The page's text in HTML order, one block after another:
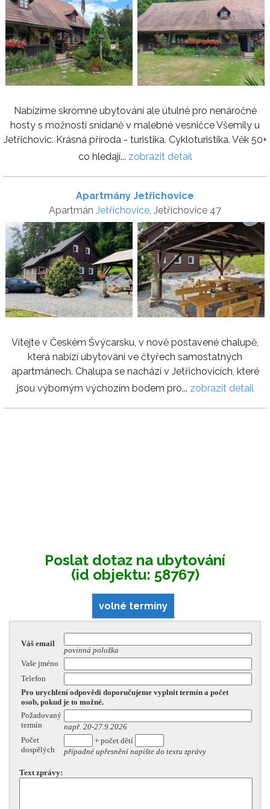
Nabízíme skromné ubytování ale útulné pro nenáročné
hosty s možností snídaně v malebné vesničce Všemily u
Jetřichovic. Krásná příroda - turistika. Cykloturistika. Věk 50+
co hledají... zobrazit detail
Apartmány Jetřichovice
Apartmán Jetřichovice, Jetřichovice 47
Vítejte v Českém Švýcarsku, v nově postavené chalupě,
která nabízí ubytování ve čtyřech samostatných
apartmánech. Chalupa se nachází v Jetřichovicích, které
jsou výborným výchozím bodem pro... zobrazit detail
Poslat dotaz na ubytování
(id objektu: 58767)
volné termíny